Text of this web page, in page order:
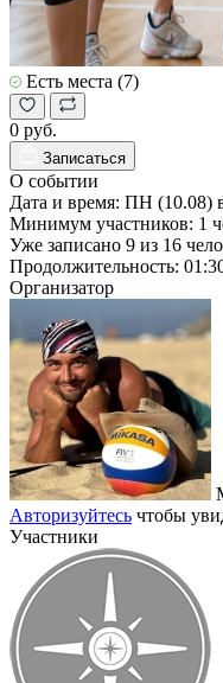
Есть места (7)
0 руб.
Записаться
О событии
Дата и время: ПН (10.08)
Минимум участников: 1
Уже записано 9 из 16
Продолжительность:
Организатор
Авторизуйтесь чтобы
Участники